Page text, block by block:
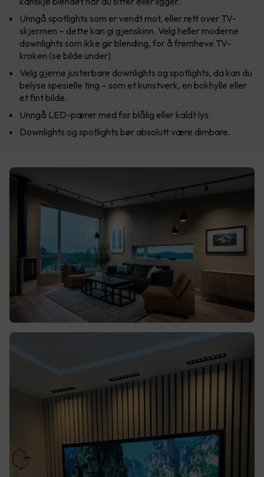
Unngå spotlights som er vendt mot, eller rett over TV-
skjermen – dette kan gi gjenskinn. Velg heller moderne
downlights som ikke gir blending, for å fremheve TV-
kroken (se bilde under).
Velg gjerne justerbare downlights og spotlights, da kan du
belyse spesielle ting – som et kunstverk, en bokhylle eller
et fint bilde.
Unngå LED-pærer med for blålig eller kaldt lys.
Downlights og spotlights bør absolutt være dimbare.